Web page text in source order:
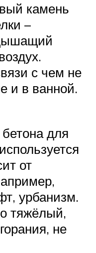
камень
–
с чем не
и в ванной.
для
от
урбанизм.
тяжёлый,
не